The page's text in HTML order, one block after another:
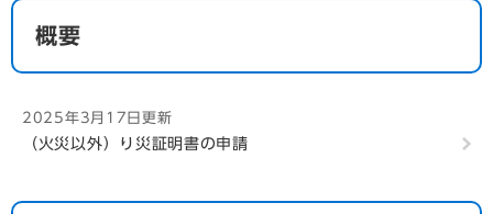
本
概要
2025年3月17日更新
（火災以外）り災証明書の申請